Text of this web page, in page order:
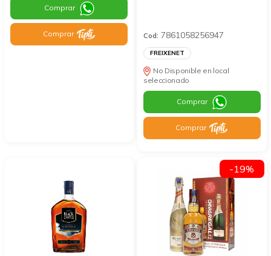
Comprar
Comprar Cod: 7861058256947
FREIXENET
No Disponible en local
seleccionado
Comprar
Comprar
-19%